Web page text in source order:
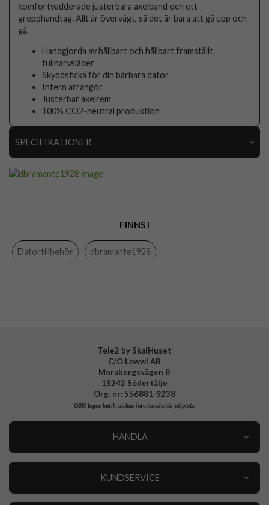
komfortvadderade justerbara axelband och ett
grepphandtag. Allt är övervägt, så det är bara att gå upp och
gå.
Handgjorda av hållbart och hållbart framställt
fullnarvsläder
Skyddsficka för din bärbara dator
Intern arrangör
Justerbar axelrem
100% CO2-neutral produktion
SPECIFIKATIONER
Material
FINNS I
Datortillbehör dbramante1928
Tele2 by SkalHuset
C/O Lowwi AB
Morabergsvägen 8
15242 Södertälje
Org. nr: 556881-9238
OBS!Ingen butik, du kan inte handla här på plats
HANDLA
KUNDSERVICE